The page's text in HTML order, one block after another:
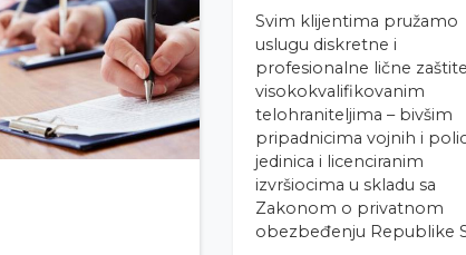
Svim klijentima pružamo
uslugu diskretne i
profesionalne lične
visokokvalifikovanim
telohraniteljima – bivšim
pripadnicima vojnih i
jedinica i licenciranim
izvršiocima u skladu sa
Zakonom o privatnom
obezbeđenju Republike